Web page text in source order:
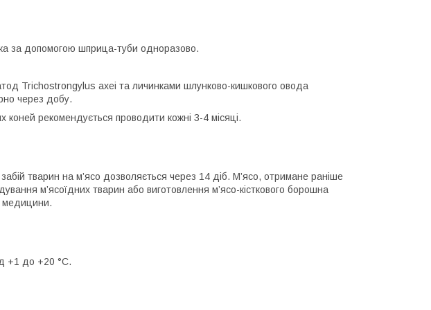
за допомогою шприца-туби одноразово.
Trichostrongylus ахеі та личинками шлунково-кишкового овода
через добу.
рекомендується проводити кожні 3-4 місяці.
тварин на м’ясо дозволяється через 14 діб. М’ясо, отримане раніше
м’ясоїдних тварин або виготовлення м’ясо-кісткового борошна
медицини.
+1 до +20 °С.